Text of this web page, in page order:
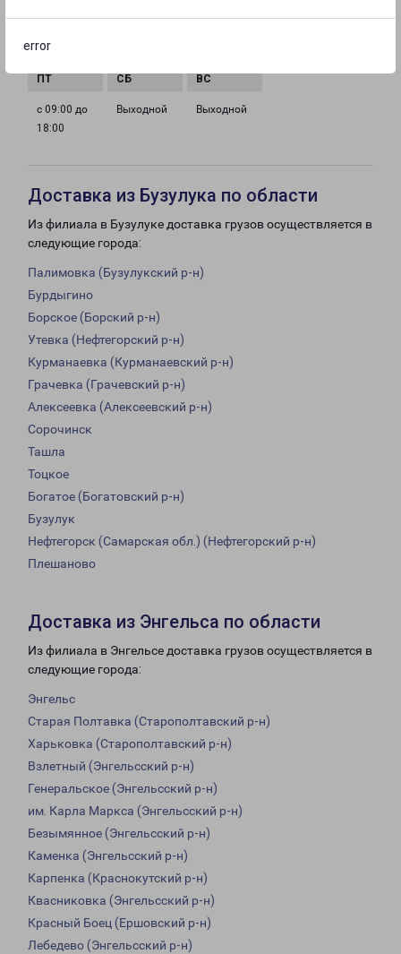
error
18:00
с 09:00 до
18:00
Выходной Выходной
Доставка из Бузулука по области
Из филиала в Бузулуке доставка грузов осуществляется в
следующие города:
Палимовка (Бузулукский р-н)
Бурдыгино
Борское (Борский р-н)
Утевка (Нефтегорский р-н)
Курманаевка (Курманаевский р-н)
Грачевка (Грачевский р-н)
Алексеевка (Алексеевский р-н)
Сорочинск
Ташла
Тоцкое
Богатое (Богатовский р-н)
Бузулук
Нефтегорск (Самарская обл.) (Нефтегорский р-н)
Плешаново
Доставка из Энгельса по области
Из филиала в Энгельсе доставка грузов осуществляется в
следующие города:
Энгельс
Старая Полтавка (Старополтавский р-н)
Харьковка (Старополтавский р-н)
Взлетный (Энгельсский р-н)
Генеральское (Энгельсский р-н)
им. Карла Маркса (Энгельсский р-н)
Безымянное (Энгельсский р-н)
Каменка (Энгельсский р-н)
Карпенка (Краснокутский р-н)
Квасниковка (Энгельсский р-н)
Красный Боец (Ершовский р-н)
Лебедево (Энгельсский р-н)